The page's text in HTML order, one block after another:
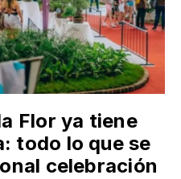
Flor ya tiene
todo lo que se
celebración